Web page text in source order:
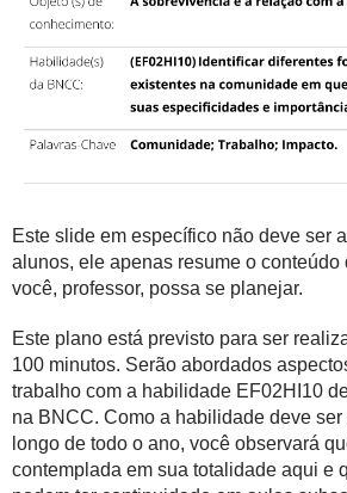
Este slide em específico não deve ser
alunos, ele apenas resume o conteúdo
você, professor, possa se planejar.
Este plano está previsto para ser
100 minutos. Serão abordados
trabalho com a habilidade EF02HI10
na BNCC. Como a habilidade deve
longo de todo o ano, você observará
contemplada em sua totalidade aqui e